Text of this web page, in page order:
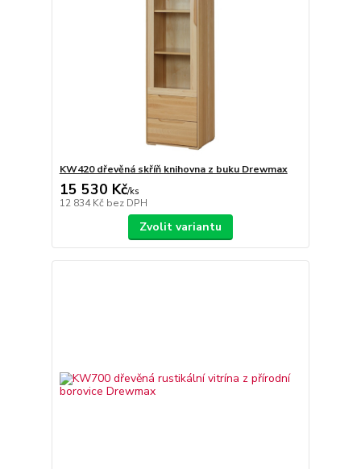
KW420 dřevěná skříň knihovna z buku Drewmax
15 530 Kč/ks
12 834 Kč bez DPH
Zvolit variantu